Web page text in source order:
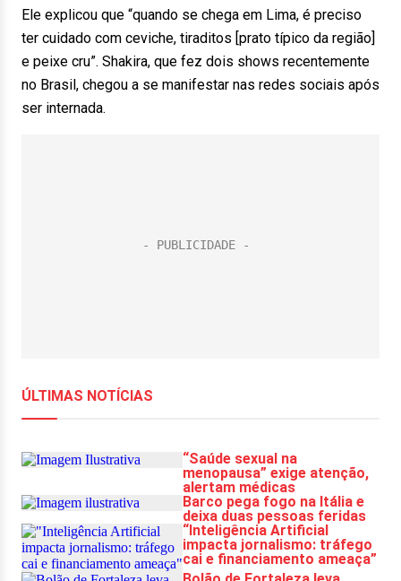
Ele explicou que “quando se chega em Lima, é preciso
ter cuidado com ceviche, tiraditos [prato típico da região]
e peixe cru”. Shakira, que fez dois shows recentemente
no Brasil, chegou a se manifestar nas redes sociais após
ser internada.